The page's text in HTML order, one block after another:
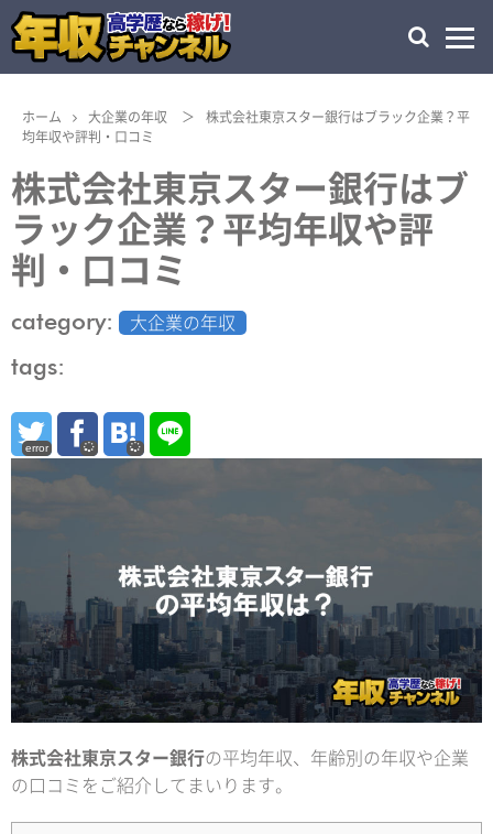
ホーム 大企業の年収 ＞
株式会社東京スター銀行はブラック企業？平
均年収や評判・口コミ
株式会社東京スター銀行はブ
ラック企業？平均年収や評
判・口コミ
category: 大企業の年収
tags:
error
株式会社東京スター銀行の平均年収、年齢別の年収や企業
の口コミをご紹介してまいります。